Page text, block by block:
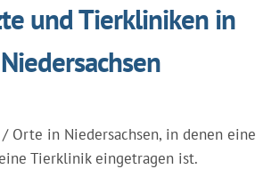
und Tierkliniken in
Niedersachsen
Orte in Niedersachsen, in denen eine
Tierklinik eingetragen ist.